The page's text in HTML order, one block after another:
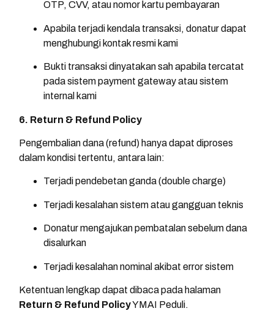
OTP, CVV, atau nomor kartu pembayaran
Apabila terjadi kendala transaksi, donatur dapat
menghubungi kontak resmi kami
Bukti transaksi dinyatakan sah apabila tercatat
pada sistem payment gateway atau sistem
internal kami
6. Return & Refund Policy
Pengembalian dana (refund) hanya dapat diproses
dalam kondisi tertentu, antara lain:
Terjadi pendebetan ganda (double charge)
Terjadi kesalahan sistem atau gangguan teknis
Donatur mengajukan pembatalan sebelum dana
disalurkan
Terjadi kesalahan nominal akibat error sistem
Ketentuan lengkap dapat dibaca pada halaman
Return & Refund PolicyYMAI Peduli.